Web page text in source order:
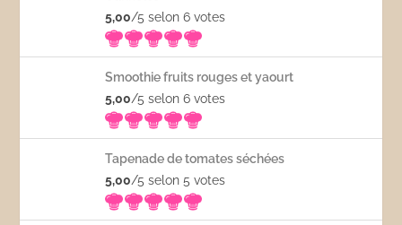
5,00/5 selon 6votes
Smoothie fruits rouges et yaourt
5,00/5 selon 6votes
Tapenade de tomates séchées
5,00/5 selon 5votes